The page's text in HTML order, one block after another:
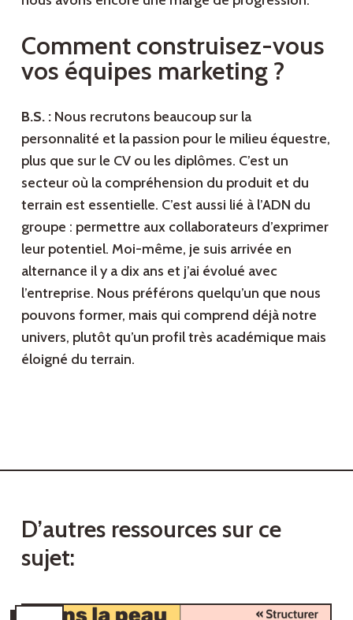
Comment construisez-vous
vos équipes marketing ?
B.S. :Nous recrutons beaucoup sur la
personnalité et la passion pour le milieu équestre,
plus que sur le CV ou les diplômes. C’est un
secteur où la compréhension du produit et du
terrain est essentielle. C’est aussi lié à l’ADN du
groupe : permettre aux collaborateurs d’exprimer
leur potentiel. Moi-même, je suis arrivée en
alternance il y a dix ans et j’ai évolué avec
l’entreprise. Nous préférons quelqu’un que nous
pouvons former, mais qui comprend déjà notre
univers, plutôt qu’un profil très académique mais
éloigné du terrain.
D’autres ressourcessur ce
sujet: